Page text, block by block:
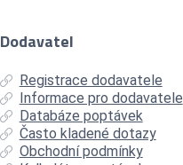
Dodavatel
Registrace dodavatele
Informace pro dodavatele
Databáze poptávek
Často kladené dotazy
Obchodní podmínky